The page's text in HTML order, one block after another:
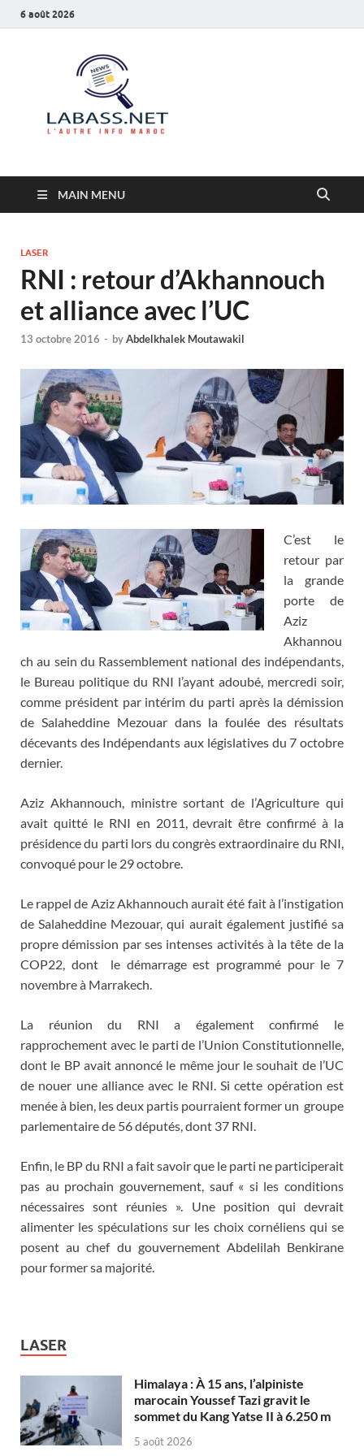
6 août 2026
MAIN MENU
LASER
RNI : retour d’Akhannouch
et alliance avec l’UC
13 octobre 2016 - byAbdelkhalek Moutawakil
C’est le
retour par
la grande
porte de
Aziz
Akhannou
ch au sein du Rassemblement national des indépendants,
le Bureau politique du RNI l’ayant adoubé, mercredi soir,
comme président par intérim du parti après la démission
de Salaheddine Mezouar dans la foulée des résultats
décevants des Indépendants aux législatives du 7 octobre
dernier.
Aziz Akhannouch, ministre sortant de l’Agriculture qui
avait quitté le RNI en 2011, devrait être confirmé à la
présidence du parti lors du congrès extraordinaire du RNI,
convoqué pour le 29 octobre.
Le rappel de Aziz Akhannouch aurait été fait à l’instigation
de Salaheddine Mezouar, qui aurait également justifié sa
propre démission par ses intenses activités à la tête de la
COP22, dont le démarrage est programmé pour le 7
novembre à Marrakech.
La réunion du RNI a également confirmé le
rapprochement avec le parti de l’Union Constitutionnelle,
dont le BP avait annoncé le même jour le souhait de l’UC
de nouer une alliance avec le RNI. Si cette opération est
menée à bien, les deux partis pourraient former un groupe
parlementaire de 56 députés, dont 37 RNI.
Enfin, le BP du RNI a fait savoir que le parti ne participerait
pas au prochain gouvernement, sauf « si les conditions
nécessaires sont réunies ». Une position qui devrait
alimenter les spéculations sur les choix cornéliens qui se
posent au chef du gouvernement Abdelilah Benkirane
pour former sa majorité.
LASER
Himalaya : À 15 ans, l’alpiniste
marocain Youssef Tazi gravit le
sommet du Kang Yatse II à 6.250 m
5 août 2026